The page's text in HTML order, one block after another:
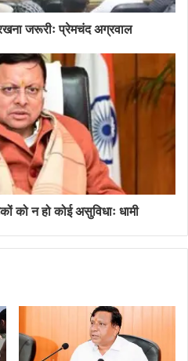
जरूरीः प्रेमचंद अग्रवाल
को न हो कोई असुविधाः धामी